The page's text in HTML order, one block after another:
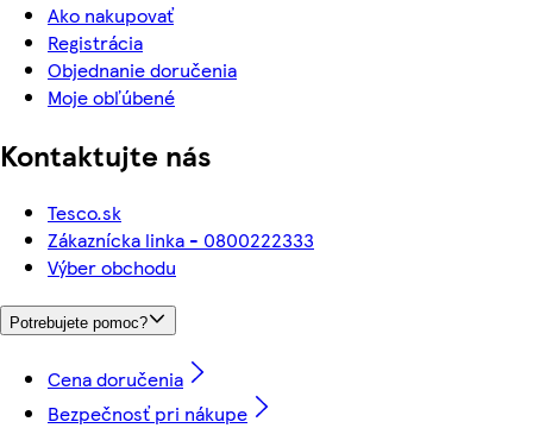
Ako nakupovať
Registrácia
Objednanie doručenia
Moje obľúbené
Kontaktujte nás
Tesco.sk
Zákaznícka linka - 0800222333
Výber obchodu
Potrebujete pomoc?
Cena doručenia
Bezpečnosť pri nákupe